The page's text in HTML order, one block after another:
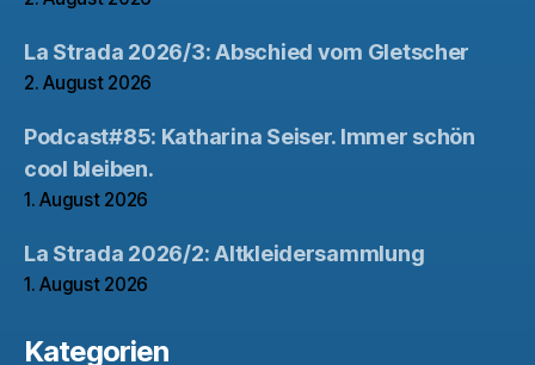
La Strada 2026/3: Abschied vom Gletscher
2. August 2026
Podcast#85: Katharina Seiser. Immer schön
cool bleiben.
1. August 2026
La Strada 2026/2: Altkleidersammlung
1. August 2026
Kategorien